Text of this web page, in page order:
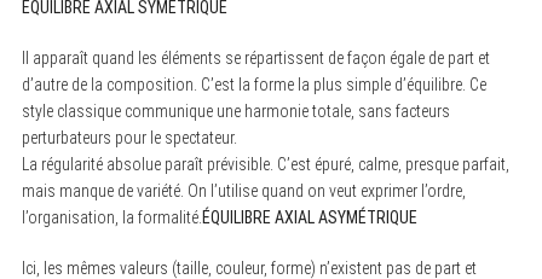
ÉQUILIBRE AXIAL SYMÉTRIQUE
Il apparaît quand les éléments se répartissent de façon égale de part et
d’autre de la composition. C’est la forme la plus simple d’équilibre. Ce
style classique communique une harmonie totale, sans facteurs
perturbateurs pour le spectateur.
La régularité absolue paraît prévisible. C’est épuré, calme, presque parfait,
mais manque de variété. On l’utilise quand on veut exprimer l’ordre,
l’organisation, la formalité. ÉQUILIBRE AXIAL ASYMÉTRIQUE
Ici, les mêmes valeurs (taille, couleur, forme) n’existent pas de part et